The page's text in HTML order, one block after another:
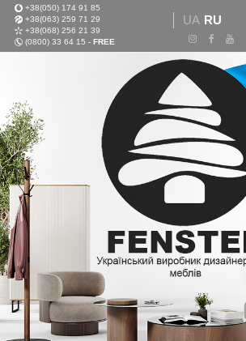
+38(050) 174 91 85
+38(063) 259 71 29
+38(068) 256 21 39
(0800) 33 64 15 - FREE
UA RU